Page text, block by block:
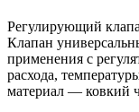
Регулирующий
Клапан
применения с
расхода,
материал — ковкий